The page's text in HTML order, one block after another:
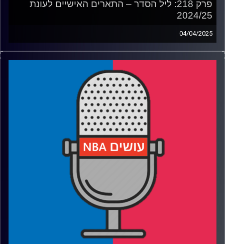
פרק 218: ליל הסדר – התארים האישיים לעונת
2024/25
04/04/2025
פודקאסט האן.בי.איי עם ערן סורוקה, שרון דוידוביץ', משה
דוידוביץ' ועידן לוצקי, בשיתוף קול האוניברסיטה.
רבע 1: דני אבדיה נוסק, ממפיס גריזליס מפטרת והפלייאוף כבר
קרדיט תמונות:עידן לוצקי